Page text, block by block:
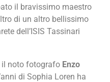
il bravissimo maestro
di un altro bellissimo
dell’ISIS Tassinari
il noto fotografo Enzo
di Sophia Loren ha